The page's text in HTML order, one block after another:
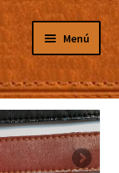
Menú